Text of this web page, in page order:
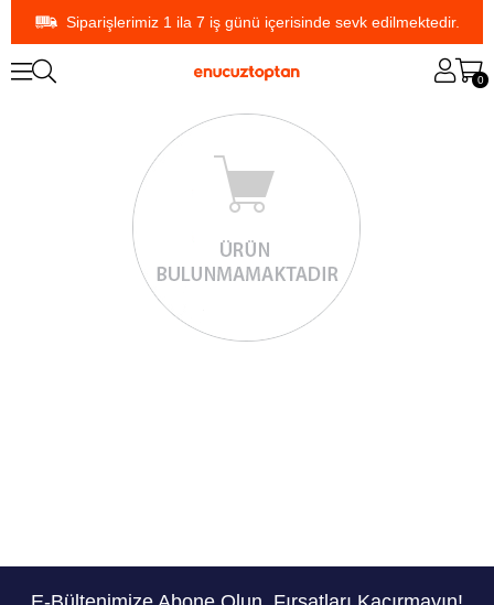
Siparişlerimiz 1 ila 7 iş günü içerisinde sevk edilmektedir.
0